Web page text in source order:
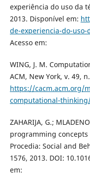
experiência do uso da
2013. Disponível em:
de-experiencia-do-
Acesso em:
WING, J. M.
ACM, New York, v. 49,
https://cacm.acm.org/
computational-
ZAHARIJA, G.;
programming
Procedia: Social and
1576, 2013. DOI:
em: